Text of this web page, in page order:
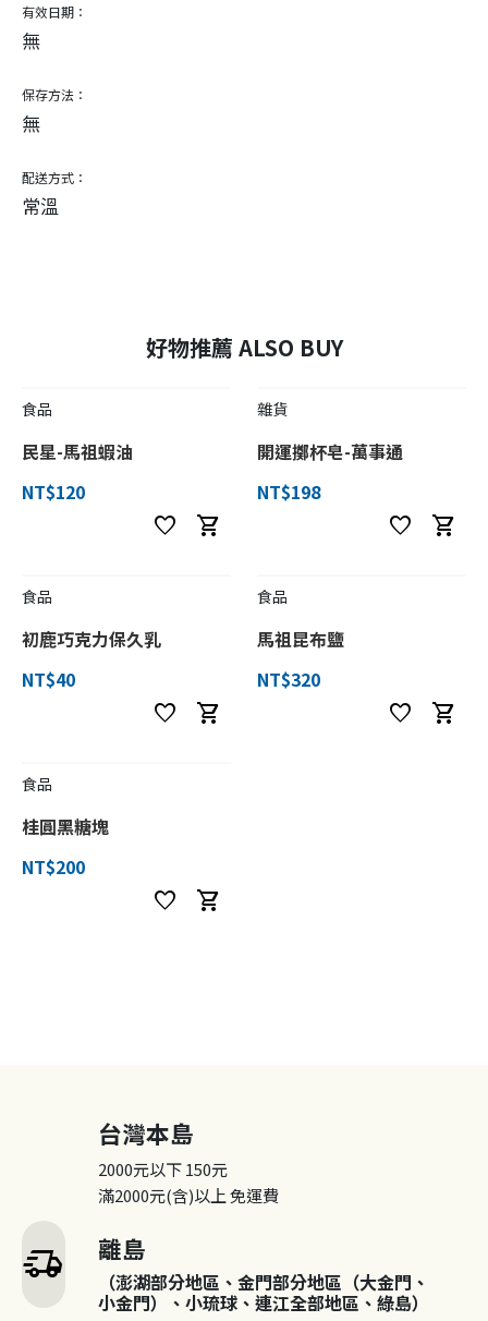
有效日期：
無
保存方法：
無
配送方式：
常溫
好物推薦 ALSO BUY
食品
民星-馬祖蝦油
NT$120
favorite shopping_cart
雜貨
開運擲杯皂-萬事通
NT$198
favorite shopping_cart
食品
初鹿巧克力保久乳
NT$40
favorite shopping_cart
食品
馬祖昆布鹽
NT$320
favorite shopping_cart
食品
桂圓黑糖塊
NT$200
favorite shopping_cart
delivery_truck_speed
台灣本島
2000元以下150元
滿2000元(含)以上免運費
離島
（澎湖部分地區、金門部分地區（大金門、
小金門）、小琉球、連江全部地區、綠島）